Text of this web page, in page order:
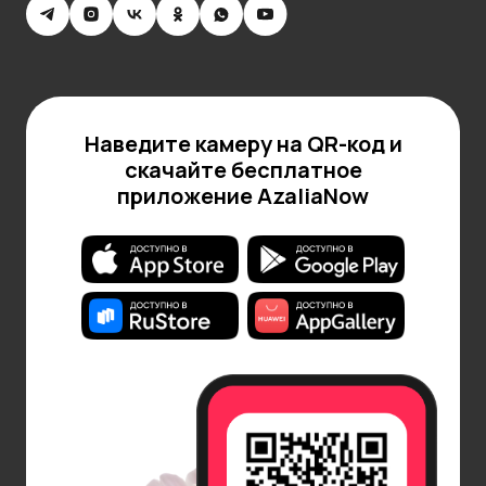
опираться, если не знаете точно вкусы
крепкими стеблями. Они должны плотно
примыкать друг к другу, чтобы ансамбль
смотрелся увесисто и основательно. Но, много
женственная округлость.
Девушкам, напротив, чаще любы воздушно-
округлые ансамбли, отсылающие к мягкости,
нежности. Кстати, за алые розы голосует
пастельные бутоны.
Москвичам после 30 летчаще хочется купить
розы и гвоздики, а также, монобукеты
(состоящие из одного вида цветов).
Наведите камеру на QR-код и
скачайте бесплатное
приложение AzaliaNow